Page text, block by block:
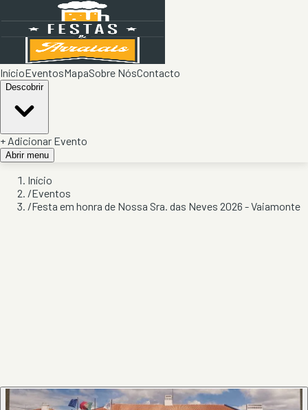
InícioEventosMapaSobre NósContacto
Descobrir
+ Adicionar Evento
Abrir menu
Início
/Eventos
/Festa em honra de Nossa Sra. das Neves 2026 - Vaiamonte